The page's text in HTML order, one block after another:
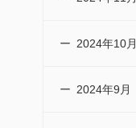
2024年10月
2024年9月